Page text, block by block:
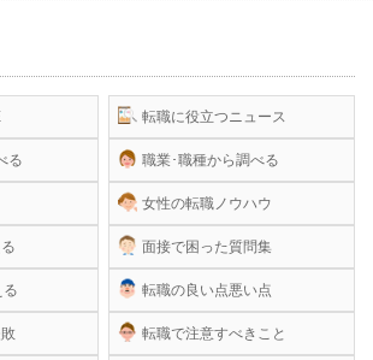
る
る
転職に役立つニュース
職業･職種から調べる
女性の転職ノウハウ
面接で困った質問集
転職の良い点悪い点
転職で注意すべきこと